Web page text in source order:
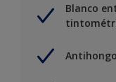
Blanco